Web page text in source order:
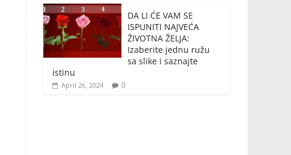
DA LI ĆE VAM SE
ISPUNITI NAJVEĆA
ŽIVOTNA ŽELJA:
Izaberite jednu ružu
sa slike i saznajte
istinu
April 26, 2024 0